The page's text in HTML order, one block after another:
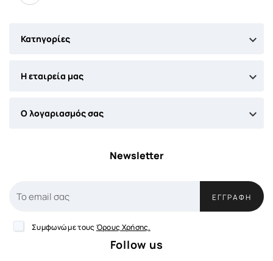
Κατηγορίες 
Η εταιρεία μας 
Ο λογαριασμός σας 
Newsletter
ΕΓΓΡΑΦΉ
Συμφωνώ με τους Όρους Χρήσης.
Follow us